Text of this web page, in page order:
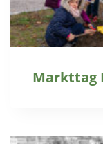
Markttag